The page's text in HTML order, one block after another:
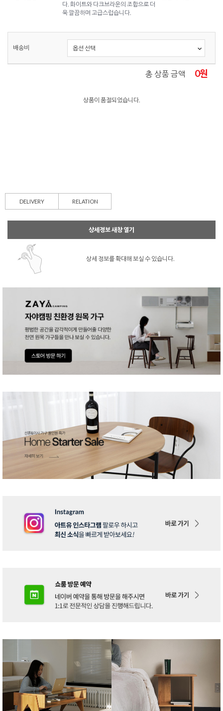
다. 화이트와 다크브라운의 조합으로 더
욱 깔끔하며 고급스럽습니다.
배송비
총 상품 금액 0원
상품이 품절되었습니다.
DELIVERY RELATION
상세정보 새창 열기
상세 정보를 확대해 보실 수 있습니다.